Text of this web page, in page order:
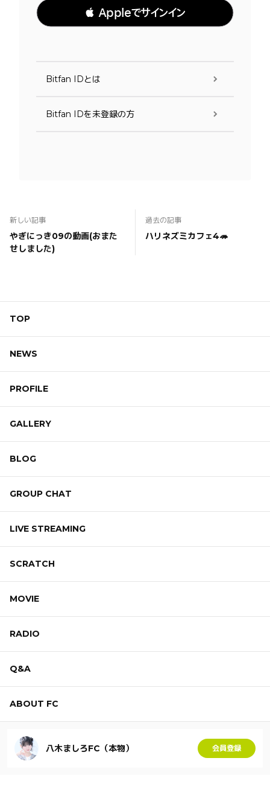
 Appleでサインイン
Bitfan IDとは
Bitfan IDを未登録の方
新しい記事
やぎにっき09の動画(おまた
せしました)
過去の記事
ハリネズミカフェ4🦔
TOP
NEWS
PROFILE
GALLERY
BLOG
GROUP CHAT
LIVE STREAMING
SCRATCH
MOVIE
RADIO
Q&A
ABOUT FC
八木ましろFC（本物） 会員登録